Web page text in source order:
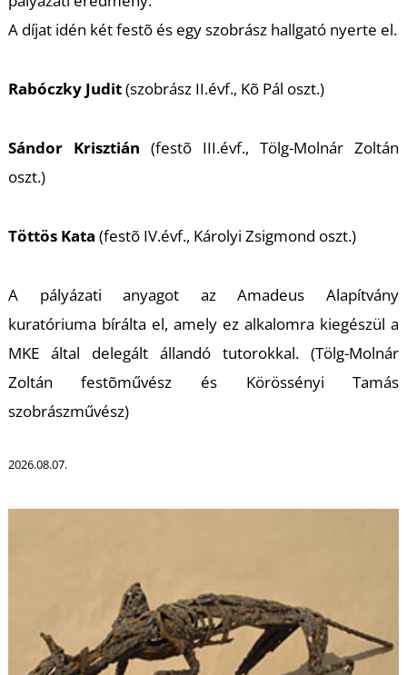
A díjat idén két festõ és egy szobrász hallgató nyerte el.
Rabóczky Judit(szobrász II.évf., Kõ Pál oszt.)
Sándor Krisztián (festõ III.évf., Tölg-Molnár Zoltán
oszt.)
Töttös Kata (festõ IV.évf., Károlyi Zsigmond oszt.)
A pályázati anyagot az Amadeus Alapítvány
kuratóriuma bírálta el, amely ez alkalomra kiegészül a
MKE által delegált állandó tutorokkal. (Tölg-Molnár
Zoltán festõművész és Körössényi Tamás
szobrászművész)
2026.08.07.